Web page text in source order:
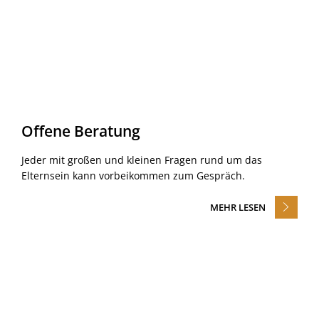
Offene Beratung
Jeder mit großen und kleinen Fragen rund um das
Elternsein kann vorbeikommen zum Gespräch.
MEHR LESEN